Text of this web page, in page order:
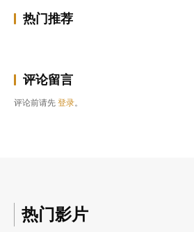
热门推荐
评论留言
评论前请先 登录。
热门影片